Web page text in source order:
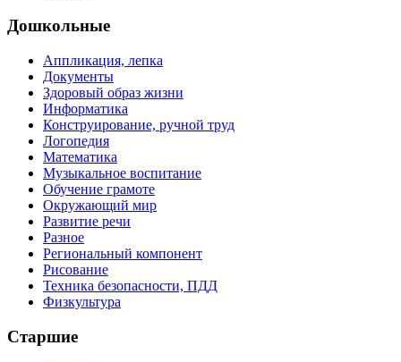
Дошкольные
Аппликация, лепка
Документы
Здоровый образ жизни
Информатика
Конструирование, ручной труд
Логопедия
Математика
Музыкальное воспитание
Обучение грамоте
Окружающий мир
Развитие речи
Разное
Региональный компонент
Рисование
Техника безопасности, ПДД
Физкультура
Старшие